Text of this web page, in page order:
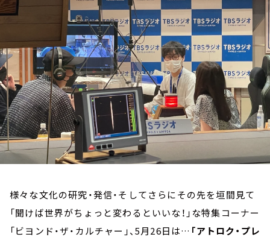
イベント・グッズ
YouTube
会社情報
様々な文化の研究・発信・そしてさらにその先を垣間見て
「聞けば世界がちょっと変わるといいな！」な特集コーナー
「ビヨンド・ザ・カルチャー」、5月26日は… 「アトロク・プレ